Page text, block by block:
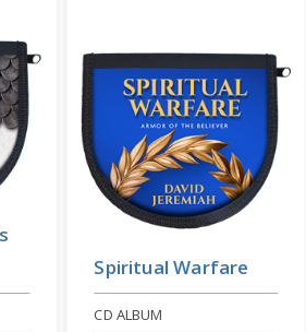
Spiritual Warfare
CD ALBUM